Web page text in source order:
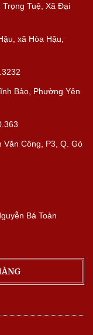
Trọng Tuệ, Xã Đại
xã Hòa Hậu,
Bảo, Phường Yên
Văn Công, P3, Q. Gò
Bá Toàn